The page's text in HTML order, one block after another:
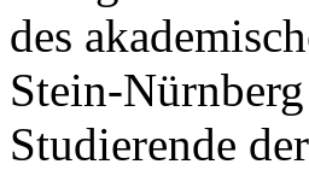
des
Stein-
Studierende